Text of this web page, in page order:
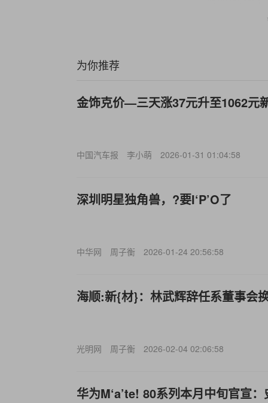
为你推荐
金饰克价—三天涨37元升至1062元
中国汽车报 李小萌 2026-01-31 01:04:58
深圳明星独角兽，?要I‘P’O了
中华网 周子衡 2026-01-24 20:56:58
海顺:新{材}：林武辉辞任系董事会
光明网 周子衡 2026-02-04 02:06:58
华为M‘a’te! 80系列本月中旬官宣